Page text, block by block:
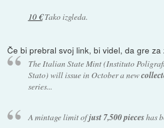
10 €Tako izgleda.
Če bi prebral svoj link, bi videl, da gre
The Italian State Mint (Instituto
Stato) will issue in October a new
series...
A mintage limit ofjust 7,500 pieceshas